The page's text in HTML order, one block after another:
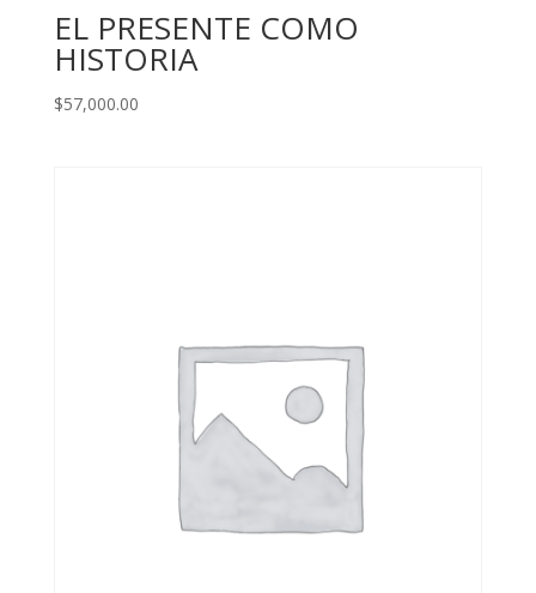
EL PRESENTE COMO
HISTORIA
$57,000.00